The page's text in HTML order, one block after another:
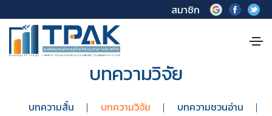
บทความวิจัย
บทความสั้น บทความวิจัย
บทความชวนอ่าน
สมาชิก